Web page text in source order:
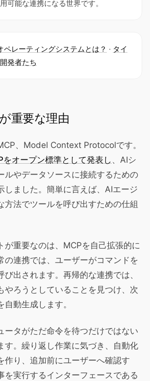
可能な連携になる世界です。
ペレーティングシステムとは？ · タイ
発者たち
重要な理由
、Model Context Protocolです。
をオープン標準として発表し 、AIシ
ルやデータソースに接続するための
しました。簡単に言えば、AIエージ
方法でツールを呼び出すための仕組
が重要なのは、MCPを自己拡張的に
の連携では、ユーザーがコマンドを
び出されます。再帰的な連携では、
やろうとしていることを見つけ、次
動生成します。
ータがただ命令を待つだけではない
す。繰り返し作業に気づき、自動化
作り、追加前にユーザーへ確認す
を実行するインターフェースである